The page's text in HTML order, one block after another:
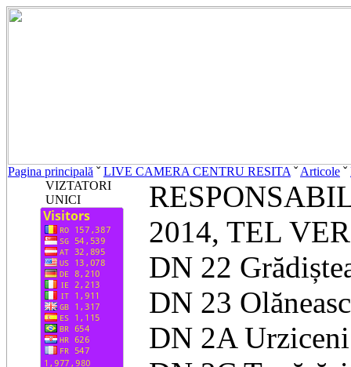
Pagina principală ˇLIVE CAMERA CENTRU RESITA ˇArticole ˇ
VIZTATORI
UNICI
2014, TEL
DN 22
DN 23
DN 2A